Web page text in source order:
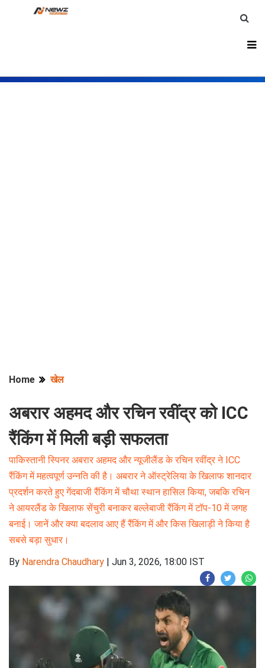
Home खेल
अबरार अहमद और रचिन रवींद्र को ICC
रैंकिंग में मिली बड़ी सफलता
पाकिस्तानी स्पिनर अबरार अहमद और न्यूजीलैंड के रचिन रवींद्र ने ICC
रैंकिंग में महत्वपूर्ण उन्नति की है। अबरार ने ऑस्ट्रेलिया के खिलाफ शानदार
प्रदर्शन करते हुए गेंदबाजी रैंकिंग में चौथा स्थान हासिल किया, जबकि रचिन
ने आयरलैंड के खिलाफ सेंचुरी बनाकर बल्लेबाजी रैंकिंग में टॉप-10 में जगह
बनाई। जानें और क्या बदलाव आए हैं रैंकिंग में और किस खिलाड़ी ने किया है
सबसे बड़ा सुधार।
By Narendra Chaudhary | Jun 3, 2026, 18:00 IST